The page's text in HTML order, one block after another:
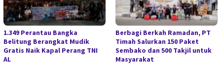
1.349 Perantau Bangka
Belitung Berangkat Mudik
Gratis Naik Kapal Perang TNI
AL
Berbagi Berkah Ramadan, PT
Timah Salurkan 150 Paket
Sembako dan 500 Takjil untuk
Masyarakat